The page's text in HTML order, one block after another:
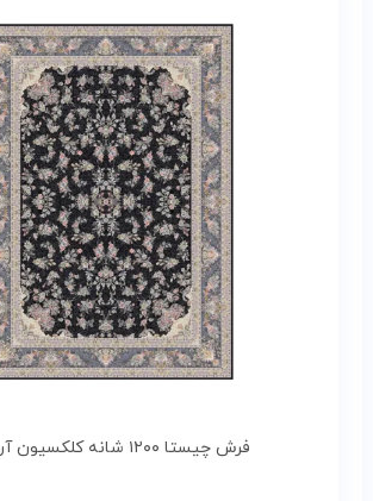
فرش چیستا ۱۲۰۰ شانه کلکسیون آریستا